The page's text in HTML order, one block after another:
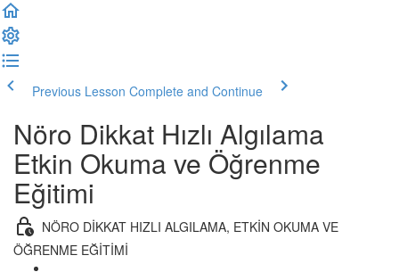
Previous Lesson Complete and Continue
Nöro Dikkat Hızlı Algılama
Etkin Okuma ve Öğrenme
Eğitimi
NÖRO DİKKAT HIZLI ALGILAMA, ETKİN OKUMA VE
ÖĞRENME EĞİTİMİ